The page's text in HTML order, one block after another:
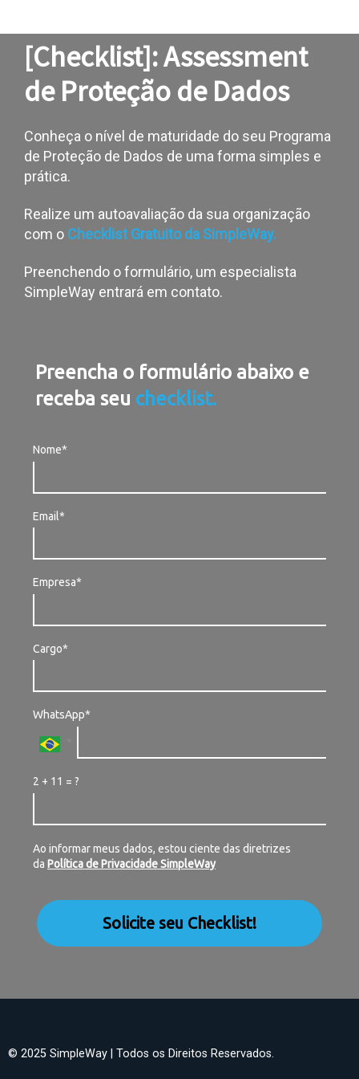
[Checklist]: Assessment
de Proteção de Dados
Conheça o nível de maturidade do seu Programa
de Proteção de Dados de uma forma simples e
prática.
Realize um autoavaliação da sua organização
com o Checklist Gratuito da SimpleWay.
Preenchendo o formulário, um especialista
SimpleWay entrará em contato.
Preencha o formulário abaixo e
receba seu checklist.
Nome*
Email*
Empresa*
Cargo*
WhatsApp*
2 + 11 = ?
Ao informar meus dados, estou ciente das diretrizes
da Política de Privacidade SimpleWay
Solicite seu Checklist!
© 2025 SimpleWay | Todos os Direitos Reservados.